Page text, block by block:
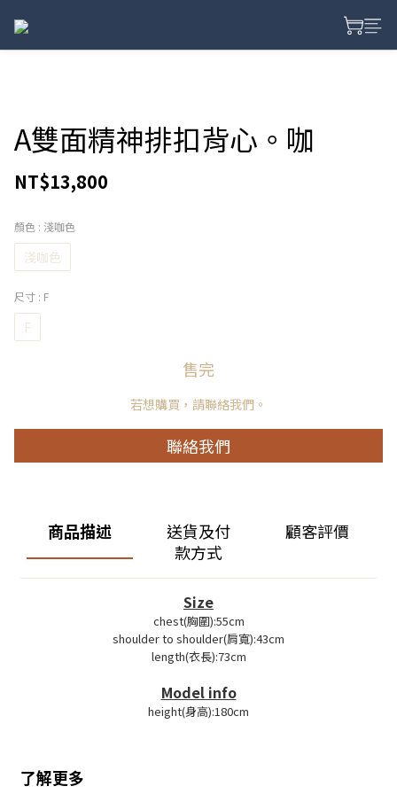
A雙面精神排扣背心。咖
NT$13,800
顏色 : 淺咖色
淺咖色
尺寸 : F
F
售完
若想購買，請聯絡我們。
聯絡我們
商品描述
送貨及付
款方式
顧客評價
Size
chest(胸圍):55cm
shoulder to shoulder(肩寬):43cm
length(衣長):73cm
Model info
height(身高):180cm
了解更多